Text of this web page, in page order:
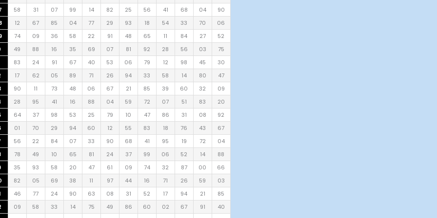
58 31 07 99 14 82 25 56 41 68 04
90
12 67 85 04 77 29 93 18 54 33 70
06
74 09 36 58 22 91 48 65 11 84 27
52
49 88 16 35 69 07 81 92 28 56 03
75
83 24 91 67 40 53 06 79 12 98 45
30
17 62 05 89 71 26 94 33 58 14 80
47
90 11 73 48 06 67 21 85 39 60 32
09
28 95 41 16 88 04 59 72 07 51 83
20
64 37 98 53 25 79 10 47 86 31 08
92
01 70 29 94 60 12 55 83 18 76 43
67
56 22 84 07 33 90 68 41 95 19 72
04
78 49 10 65 81 24 37 99 06 52 14
88
35 93 58 20 47 61 09 74 32 87 00
66
82 05 69 38 11 97 44 16 71 26 59
03
46 77 24 90 63 08 31 52 17 94 21
85
09 58 33 14 75 49 86 60 02 67 91
40